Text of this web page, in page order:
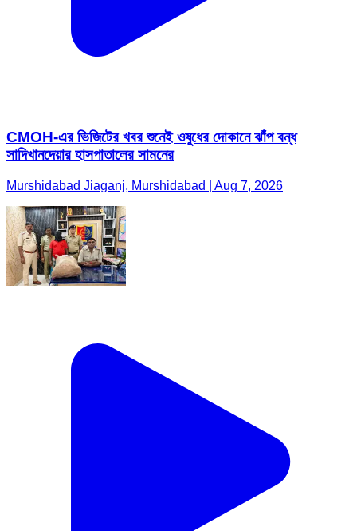
CMOH-এর ভিজিটের খবর শুনেই ওষুধের দোকানে ঝাঁপ বন্ধ
সাদিখানদেয়ার হাসপাতালের সামনের
Murshidabad Jiaganj, Murshidabad | Aug 7, 2026